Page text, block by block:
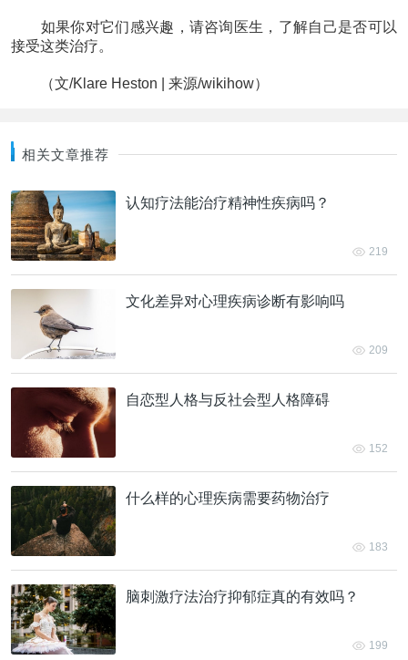
如果你对它们感兴趣，请咨询医生，了解自己是否可以
接受这类治疗。
（文/Klare Heston | 来源/wikihow）
相关文章推荐
认知疗法能治疗精神性疾病吗？
219
文化差异对心理疾病诊断有影响吗
209
自恋型人格与反社会型人格障碍
152
什么样的心理疾病需要药物治疗
183
脑刺激疗法治疗抑郁症真的有效吗？
199